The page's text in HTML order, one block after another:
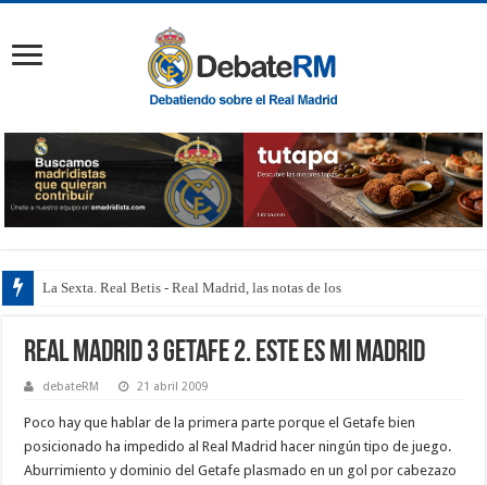
La Sexta. Real Betis - Real Madrid, las notas de los jugad
Real Madrid 3 Getafe 2. Este es mi Madrid
debateRM 21 abril 2009
Poco hay que hablar de la primera parte porque el Getafe bien
posicionado ha impedido al Real Madrid hacer ningún tipo de juego.
Aburrimiento y dominio del Getafe plasmado en un gol por cabezazo